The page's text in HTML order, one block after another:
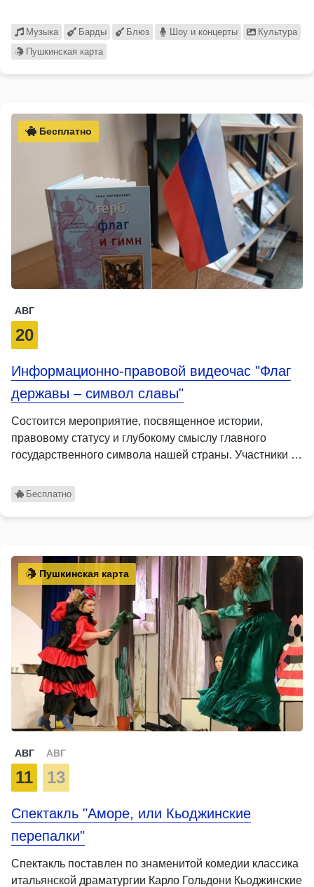
Музыка Барды Блюз Шоу и концерты
Культура
Пушкинская карта
Бесплатно
АВГ
20
Информационно-правовой видеочас "Флаг
державы – символ славы"
Состоится мероприятие, посвященное истории,
правовому статусу и глубокому смыслу главного
государственного символа нашей страны. Участники …
Бесплатно
Пушкинская карта
АВГ
11
АВГ
13
Спектакль "Aморе, или Кьоджинские
перепалки"
Спектакль поставлен по знаменитой комедии классика
итальянской драматургии Карло Гольдони Кьоджинские